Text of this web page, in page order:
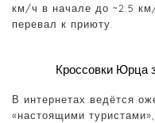
км/ч в начале до ~2.5
перевал к приюту.
Кроссовки Юрца
В интернетах ведётся
«настоящими